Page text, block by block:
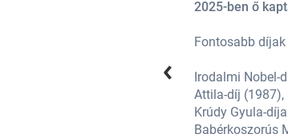
Bölöni-díja (1986), József
2025-ben ő
Fontosabb díjak
Irodalmi Nobel-
Attila-díj (1987),
Krúdy Gyula-
Babérkoszorús